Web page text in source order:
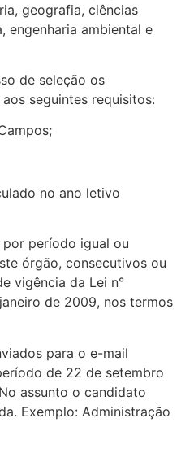
geografia, ciências
engenharia ambiental e
de seleção os
seguintes requisitos:
no ano letivo
período igual ou
órgão, consecutivos ou
vigência da Lei n°
de 2009, nos termos
para o e-mail
de 22 de setembro
assunto o candidato
Exemplo: Administração